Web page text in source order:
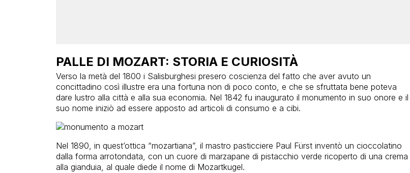
PALLE DI MOZART: STORIA E CURIOSITÀ
Verso la metà del 1800 i Salisburghesi presero coscienza del fatto che aver avuto un
concittadino così illustre era una fortuna non di poco conto, e che se sfruttata bene poteva
dare lustro alla città e alla sua economia. Nel 1842 fu inaugurato il monumento in suo onore e il
suo nome iniziò ad essere apposto ad articoli di consumo e a cibi.
Nel 1890, in quest’ottica “mozartiana”, il mastro pasticciere Paul Fürst inventò un cioccolatino
dalla forma arrotondata, con un cuore di marzapane di pistacchio verde ricoperto di una crema
alla gianduia, al quale diede il nome di Mozartkugel.